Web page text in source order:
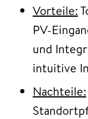
Vorteile:
PV-
und
intuitive
Nachteile: